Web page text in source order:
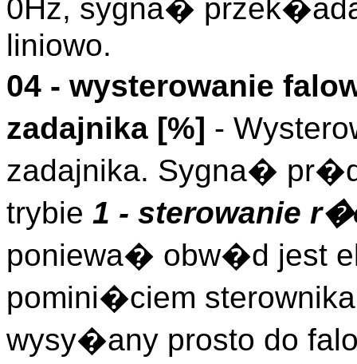
0Hz, sygna�
liniowo.
04 - wysterowanie
zadajnika [%] -
zadajnika. Sygna�
trybie 1 - sterowanie
poniewa� obw�d jest
pomini�ciem
wysy�any prosto do